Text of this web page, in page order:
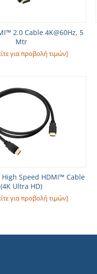
2.0 Cable 4K@60Hz, 5
Mtr
για προβολή τιμών]
High Speed HDMI™ Cable
(4K Ultra HD)
για προβολή τιμών]